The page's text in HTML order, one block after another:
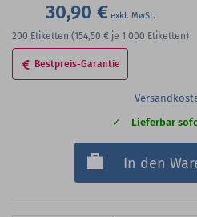
30,90 €
200 Etiketten (154,50 € je 1.000 Etiketten)
Bestpreis-Garantie
Lieferbar
In den